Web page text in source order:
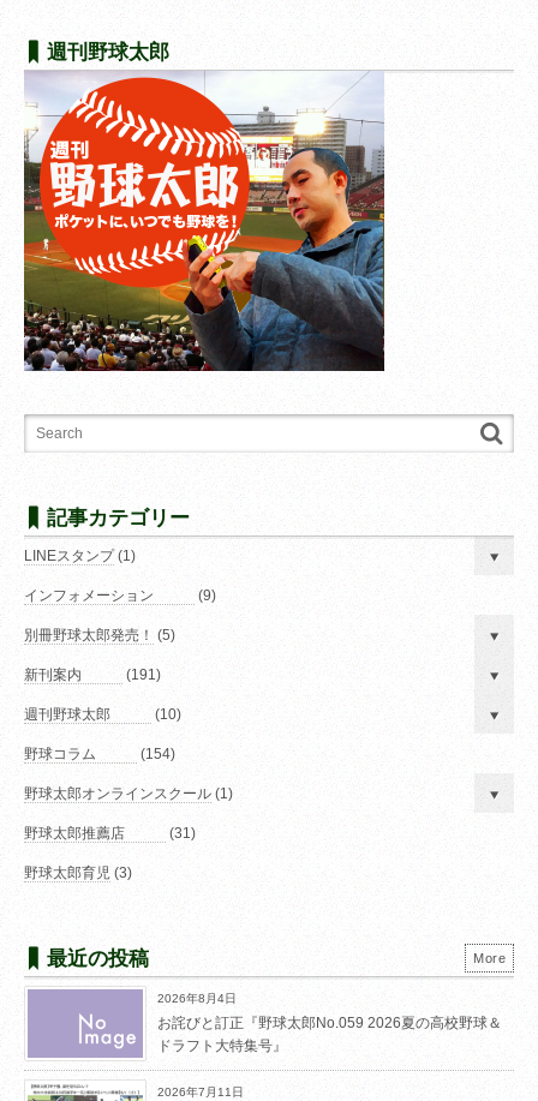
週刊野球太郎
記事カテゴリー
LINEスタンプ(1)
インフォメーション (9)
別冊野球太郎発売！ (5)
新刊案内 (191)
週刊野球太郎 (10)
野球コラム (154)
野球太郎オンラインスクール (1)
野球太郎推薦店 (31)
野球太郎育児 (3)
最近の投稿
2026年8月4日
お詫びと訂正『野球太郎No.059 2026夏の高校野球＆
ドラフト大特集号』
2026年7月11日
More